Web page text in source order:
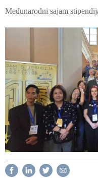
Međunarodni sajam